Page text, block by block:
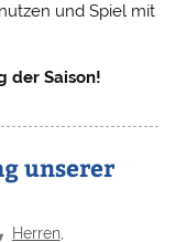
und Spiel mit
der Saison!
unserer
Herren,